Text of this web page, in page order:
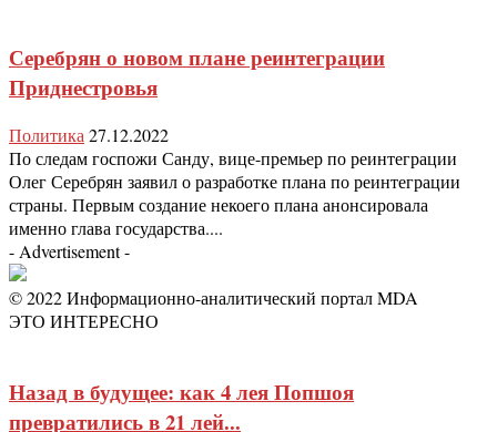
Серебрян о новом плане реинтеграции
Приднестровья
Политика 27.12.2022
По следам госпожи Санду, вице-премьер по реинтеграции
Олег Серебрян заявил о разработке плана по реинтеграции
страны. Первым создание некоего плана анонсировала
именно глава государства....
- Advertisement -
© 2022 Информационно-аналитический портал MDA
ЭТО ИНТЕРЕСНО
Назад в будущее: как 4 лея Попшоя
превратились в 21 лей...